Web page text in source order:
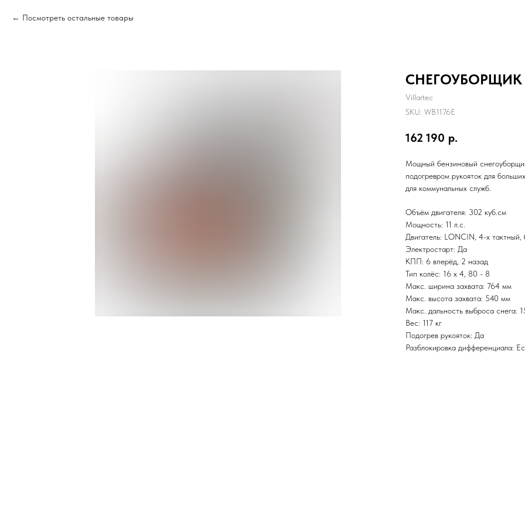
Посмотреть остальные товары
СНЕГОУБОРЩИК
Villartec
SKU: WB1176E
162 190 р.
Мощный бензиновый
подогревром рукояток для
для коммунальных служб.
Объём двигателя: 302 куб.см
Мощность: 11 л.с.
Двигатель: LONCIN, 4-х тактный,
Электростарт: Да
КПП: 6 вперёд, 2 назад
Тип колёс: 16 х 4, 80 - 8
Макс. ширина захвата: 764 мм
Макс. высота захвата: 540 мм
Макс. дальность выброса снега:
Вес: 117 кг
Подогрев рукояток: Да
Разблокировка дифференциала: